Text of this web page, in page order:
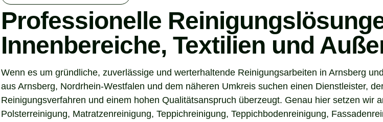
Professionelle
Innenbereiche, Textilien und
Wenn es um gründliche, zuverlässige und werterhaltende Reinigungsarbeiten in Arnsberg
aus Arnsberg, Nordrhein-Westfalen und dem näheren Umkreis suchen einen Dienstleister,
Reinigungsverfahren und einem hohen Qualitätsanspruch überzeugt. Genau hier setzen wir
Polsterreinigung, Matratzenreinigung, Teppichreinigung, Teppichbodenreinigung,